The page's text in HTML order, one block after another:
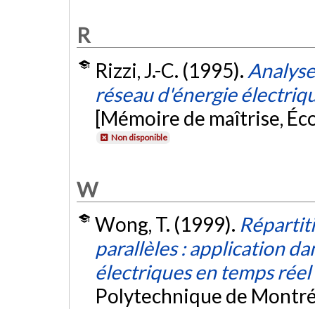
R
Rizzi, J.-C. (1995).
réseau d'énergie
[Mémoire de maîtrise,
Non disponible
W
Wong, T. (1999).
parallèles : application
électriques en temps réel
Polytechnique de